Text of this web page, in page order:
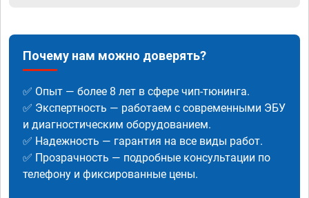
Почему нам можно доверять?
✅ Опыт — более 8 лет в сфере чип-тюнинга.
✅ Экспертность — работаем с современными ЭБУ
и диагностическим оборудованием.
✅ Надежность — гарантия на все виды работ.
✅ Прозрачность — подробные консультации по
телефону и фиксированные цены.